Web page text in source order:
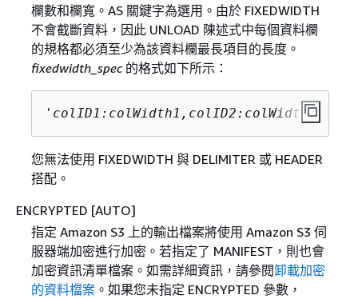
欄數和欄寬。AS 關鍵字為選用。由於 FIXEDWIDTH
不會截斷資料，因此 UNLOAD 陳述式中每個資料欄
的規格都必須至少為該資料欄最長項目的長度。
fixedwidth_spec的格式如下所示：
' colID1:colWidth1,colID2:colWidth2, ...
您無法使用 FIXEDWIDTH 與 DELIMITER 或 HEADER
搭配。
ENCRYPTED [AUTO]
指定 Amazon S3 上的輸出檔案將使用 Amazon S3 伺
服器端加密進行加密。若指定了 MANIFEST，則也會
加密資訊清單檔案。如需詳細資訊，請參閱卸載加密
的資料檔案。如果您未指定 ENCRYPTED 參數，